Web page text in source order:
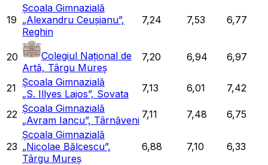
19
Școala Gimnazială
„Alexandru Ceușianu”,
Reghin
7,24 7,53 6,77
20
Colegiul Național de
Artă, Târgu Mureș
7,20 6,94 6,97
21 Școala Gimnazială
„S. Illyes Lajos”, Sovata
7,13 6,01 7,42
22 Școala Gimnazială
„Avram Iancu”, Târnăveni 7,11 7,48 6,75
23
Școala Gimnazială
„Nicolae Bălcescu”,
Târgu Mureș
6,88 7,10 6,33